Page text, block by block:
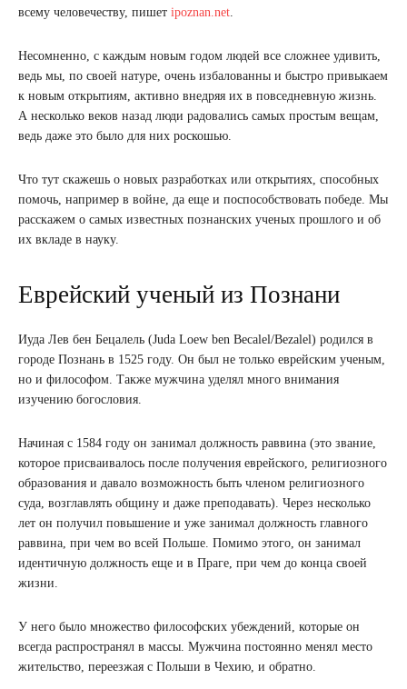
всему человечеству, пишет ipoznan.net.
Несомненно, с каждым новым годом людей все сложнее удивить,
ведь мы, по своей натуре, очень избалованны и быстро привыкаем
к новым открытиям, активно внедряя их в повседневную жизнь.
А несколько веков назад люди радовались самых простым вещам,
ведь даже это было для них роскошью.
Что тут скажешь о новых разработках или открытиях, способных
помочь, например в войне, да еще и поспособствовать победе. Мы
расскажем о самых известных познанских ученых прошлого и об
их вкладе в науку.
Еврейский ученый из Познани
Иуда Лев бен Бецалель (Juda Loew ben Becalel/Bezalel) родился в
городе Познань в 1525 году. Он был не только еврейским ученым,
но и философом. Также мужчина уделял много внимания
изучению богословия.
Начиная с 1584 году он занимал должность раввина (это звание,
которое присваивалось после получения еврейского, религиозного
образования и давало возможность быть членом религиозного
суда, возглавлять общину и даже преподавать). Через несколько
лет он получил повышение и уже занимал должность главного
раввина, при чем во всей Польше. Помимо этого, он занимал
идентичную должность еще и в Праге, при чем до конца своей
жизни.
У него было множество философских убеждений, которые он
всегда распространял в массы. Мужчина постоянно менял место
жительство, переезжая с Польши в Чехию, и обратно.